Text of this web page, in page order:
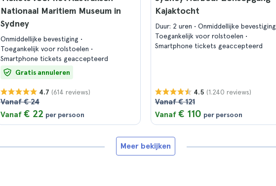
Nationaal Maritiem Museum in
Sydney
Onmiddellijke bevestiging
Toegankelijk voor rolstoelen
Smartphone tickets geaccepteerd
Gratis annuleren
4.7 (614 reviews)
Vanaf € 24
Vanaf € 22 per persoon
Kajaktocht
Duur: 2 uren
Onmiddellijke bevestiging
Toegankelijk voor rolstoelen
Smartphone tickets geaccepteerd
4.5 (1.240 reviews)
Vanaf € 121
Vanaf € 110 per persoon
Meer bekijken